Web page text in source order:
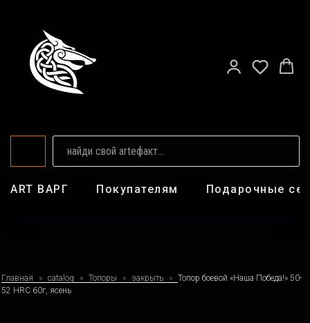
ART ВАРГ Покупателям Подарочные
Главная catalog Топоры закрыть
Топор боевой «Наша Победа!» 50-
52 HRC 60г, ясень